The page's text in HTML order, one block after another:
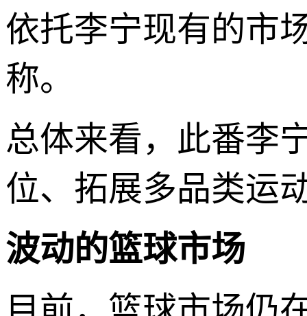
依托李宁现有的市
称。
总体来看，此番李
位、拓展多品类运
波动的篮球市场